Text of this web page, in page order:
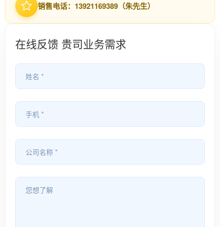
销售电话：13921169389（朱先生）
在线反馈 贵司业务需求